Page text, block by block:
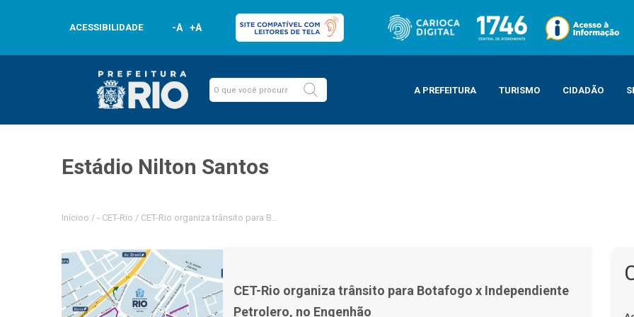
ACESSIBILIDADE -A +A
A PREFEITURA TURISMO CIDADÃO
Estádio Nilton Santos
Inícioo / - CET-Rio / CET-Rio organiza trânsito para Botafogo x Independiente Petrolero, no Engenhão
CET-Rio organiza trânsito para Botafogo x Independiente
Petrolero, no Engenhão